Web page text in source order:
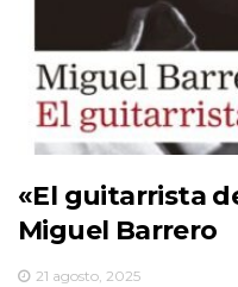
«El guitarrista
Miguel Barrero
21 agosto, 2025